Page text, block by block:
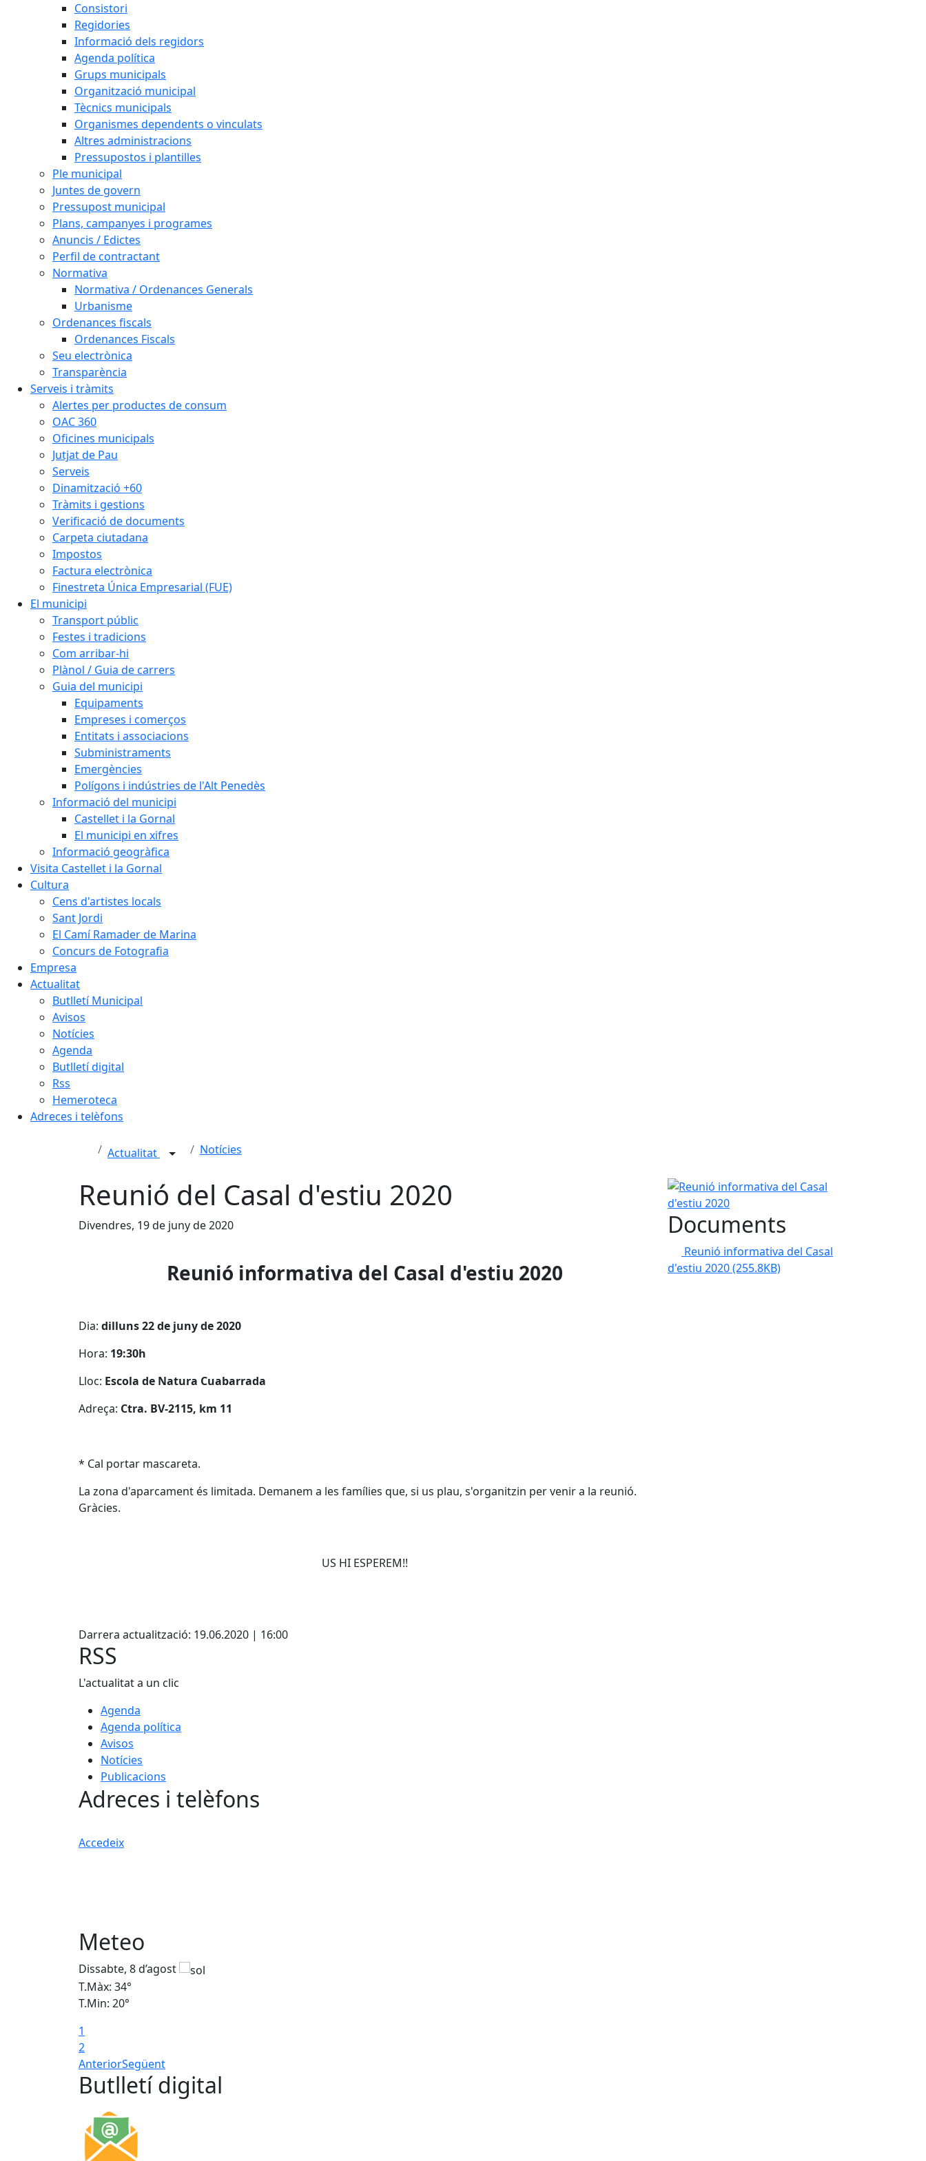
Consistori
Regidories
Informació dels regidors
Agenda política
Grups municipals
Organització municipal
Tècnics municipals
Organismes dependents o vinculats
Altres administracions
Pressupostos i plantilles
Ple municipal
Juntes de govern
Pressupost municipal
Plans, campanyes i programes
Anuncis / Edictes
Perfil de contractant
Normativa
Normativa / Ordenances Generals
Urbanisme
Ordenances fiscals
Ordenances Fiscals
Seu electrònica
Transparència
Serveis i tràmits
Alertes per productes de consum
OAC 360
Oficines municipals
Jutjat de Pau
Serveis
Dinamització +60
Tràmits i gestions
Verificació de documents
Carpeta ciutadana
Impostos
Factura electrònica
Finestreta Única Empresarial (FUE)
El municipi
Transport públic
Festes i tradicions
Com arribar-hi
Plànol / Guia de carrers
Guia del municipi
Equipaments
Empreses i comerços
Entitats i associacions
Subministraments
Emergències
Polígons i indústries de l'Alt Penedès
Informació del municipi
Castellet i la Gornal
El municipi en xifres
Informació geogràfica
Visita Castellet i la Gornal
Cultura
Cens d'artistes locals
Sant Jordi
El Camí Ramader de Marina
Concurs de Fotografia
Empresa
Actualitat
Butlletí Municipal
Avisos
Notícies
Agenda
Butlletí digital
Rss
Hemeroteca
Adreces i telèfons
Actualitat Notícies
Reunió del Casal d'estiu 2020
Divendres, 19 de juny de 2020
Reunió informativa del Casal d'estiu 2020
Dia: dilluns 22 de juny de 2020
Hora: 19:30h
Lloc: Escola de Natura Cuabarrada
Adreça: Ctra. BV-2115, km 11
* Cal portar mascareta.
La zona d'aparcament és limitada. Demanem a les famílies que, si us plau, s'organitzin per venir a la reunió.
Gràcies.
US HI ESPEREM!!
Darrera actualització: 19.06.2020 | 16:00
Reunió informativa del Casal d'estiu 2020
Documents
Reunió informativa del Casal
d'estiu 2020(255.8KB)
RSS
L'actualitat a un clic
Agenda
Agenda política
Avisos
Notícies
Publicacions
Adreces i telèfons
Accedeix
Meteo
Dissabte, 8 d’agost
T.Màx: 34°
T.Min: 20°
1
2
AnteriorSegüent
Butlletí digital